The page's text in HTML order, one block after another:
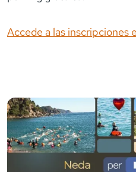
Accede a las inscripciones